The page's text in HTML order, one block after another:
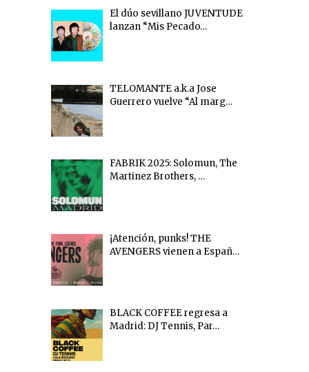
El dúo sevillano JUVENTUDE
lanzan “Mis Pecado…
TELOMANTE a.k.a Jose
Guerrero vuelve “Al marg…
FABRIK 2025: Solomun, The
Martinez Brothers, …
¡Atención, punks! THE
AVENGERS vienen a Españ…
BLACK COFFEE regresa a
Madrid: DJ Tennis, Par…